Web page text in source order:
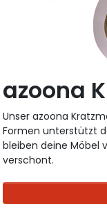
azoona
Unser azoona
Formen unterstützt
bleiben deine Möbel
verschont.